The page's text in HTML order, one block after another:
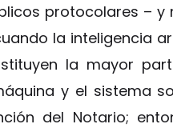
protocolares –
la inteligencia
la mayor
y el sistema
del Notario;